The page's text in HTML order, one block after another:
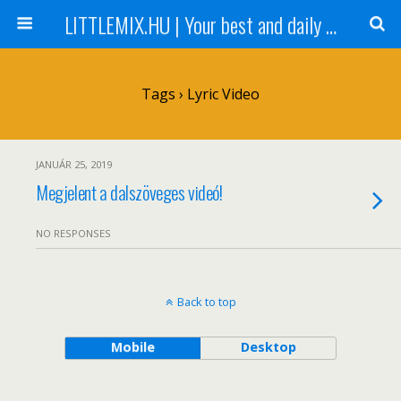
LITTLEMIX.HU | Your best and daily updated fansite about Little Mix
Tags › Lyric Video
JANUÁR 25, 2019
Megjelent a dalszöveges videó!
NO RESPONSES
Back to top
Mobile Desktop